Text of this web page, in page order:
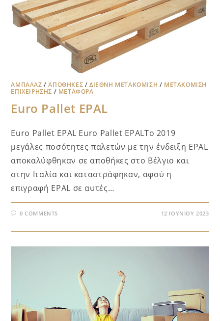
ΑΜΠΑΛΆΖ /ΑΠΟΘΉΚΕΣ /ΔΙΕΘΝΉ ΜΕΤΑΚΌΜΙΣΗ / ΜΕΤΑΚΌΜΙΣΗ
ΕΠΙΧΕΊΡΗΣΗΣ / ΜΕΤΑΦΟΡΑ
Euro Pallet EPAL
Euro Pallet EPAL Euro Pallet EPALΤο 2019
μεγάλες ποσότητες παλετών με την ένδειξη ΕΡΑL
αποκαλύφθηκαν σε αποθήκες στο Βέλγιο και
στην Ιταλία και καταστράφηκαν, αφού η
επιγραφή ΕΡΑL σε αυτές…
0 COMMENTS 12 ΙΟΥΝΊΟΥ 2023